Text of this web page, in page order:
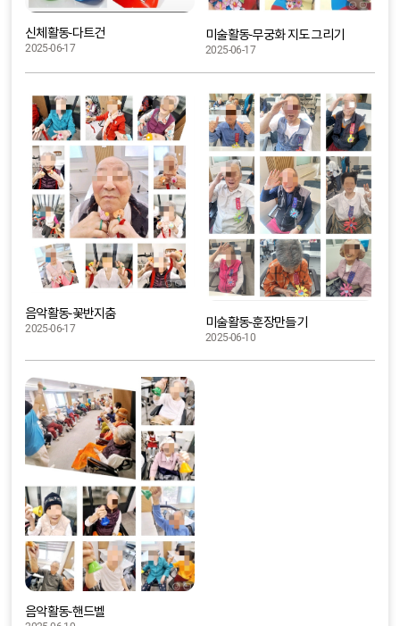
신체활동-다트건
2025-06-17
미술활동-무궁화 지도 그리기
2025-06-17
음악활동-꽃반지춤
2025-06-17 미술활동-훈장만들기
2025-06-10
음악활동-핸드벨